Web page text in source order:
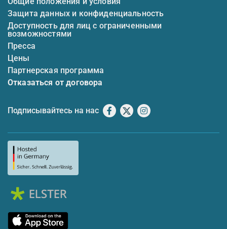
Защита данных и конфиденциальность
Доступность для лиц с ограниченными
возможностями
Пресса
Цены
Партнерская программа
Отказаться от договора
Подписывайтесь на нас Facebook
X Instagram